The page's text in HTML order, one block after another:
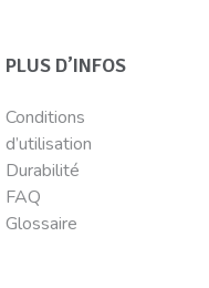
PLUS D’INFOS
Conditions
d’utilisation
Durabilité
FAQ
Glossaire